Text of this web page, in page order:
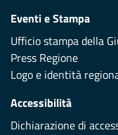
Eventi e Stampa
Ufficio stampa della
Press Regione
Logo e identità
Accessibilità
Dichiarazione di